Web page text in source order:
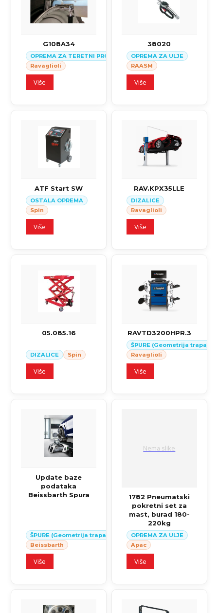
G108A34
OPREMA ZA TERETNI PROGRAM I KOMBINOVNA OPREMA
Ravaglioli
Više
38020
OPREMA ZA ULJE
RAASM
Više
ATF Start SW
OSTALA OPREMA
Spin
Više
RAV.KPX35LLE
DIZALICE
Ravaglioli
Više
05.085.16
DIZALICE Spin
Više
RAVTD3200HPR.3
ŠPURE (Geometrija trapa)
Ravaglioli
Više
Update baze
podataka
Beissbarth Spura
ŠPURE (Geometrija trapa)
Beissbarth
Više
Nema slike
1782 Pneumatski
pokretni set za
mast, burad 180-
220kg
OPREMA ZA ULJE
Apac
Više